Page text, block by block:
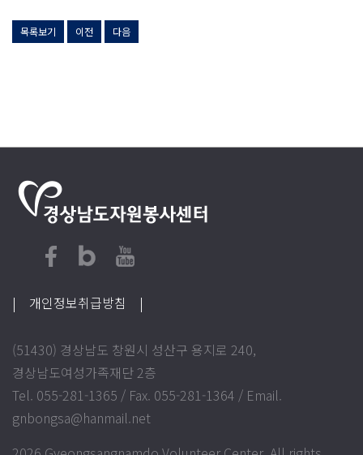
목록보기 이전 다음
| 개인정보취급방침 |
(51430) 경상남도 창원시 성산구 용지로 240,
경상남도여성가족재단 2층
Tel. 055-281-1365 / Fax. 055-281-1364 / Email.
gnbongsa@hanmail.net